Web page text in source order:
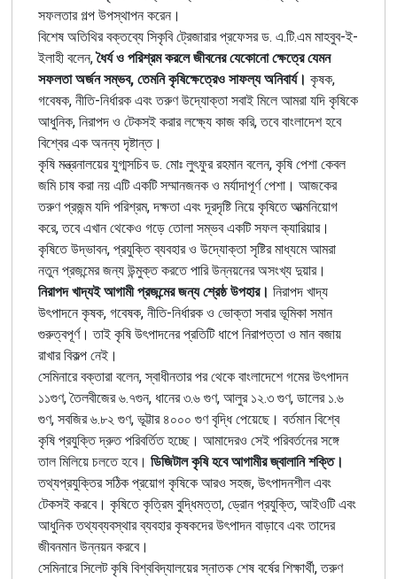
সফলতার গল্প উপস্থাপন করেন।
বিশেষ অতিথির বক্তব্যে সিকৃবি ট্রেজারার প্রফেসর ড. এ.টি.এম মাহবুব-ই-
ইলাহী বলেন,ধৈর্য ও পরিশ্রম করলে জীবনের যেকোনো ক্ষেত্রে যেমন
সফলতা অর্জন সম্ভব, তেমনি কৃষিক্ষেত্রেও সাফল্য অনিবার্য। কৃষক,
গবেষক, নীতি-নির্ধারক এবং তরুণ উদ্যোক্তা সবাই মিলে আমরা যদি কৃষিকে
আধুনিক, নিরাপদ ও টেকসই করার লক্ষ্যে কাজ করি, তবে বাংলাদেশ হবে
বিশ্বের এক অনন্য দৃষ্টান্ত।
কৃষি মন্ত্রনালয়ের যুগ্মসচিব ড. মোঃ লুৎফুর রহমান বলেন, কৃষি পেশা কেবল
জমি চাষ করা নয় এটি একটি সম্মানজনক ও মর্যাদাপূর্ণ পেশা। আজকের
তরুণ প্রজন্ম যদি পরিশ্রম, দক্ষতা এবং দূরদৃষ্টি নিয়ে কৃষিতে আত্মনিয়োগ
করে, তবে এখান থেকেও গড়ে তোলা সম্ভব একটি সফল ক্যারিয়ার।
কৃষিতে উদ্ভাবন, প্রযুক্তি ব্যবহার ও উদ্যোক্তা সৃষ্টির মাধ্যমে আমরা
নতুন প্রজন্মের জন্য উন্মুক্ত করতে পারি উন্নয়নের অসংখ্য দুয়ার।
নিরাপদ খাদ্যই আগামী প্রজন্মের জন্য শ্রেষ্ঠ উপহার। নিরাপদ খাদ্য
উৎপাদনে কৃষক, গবেষক, নীতি-নির্ধারক ও ভোক্তা সবার ভূমিকা সমান
গুরুত্বপূর্ণ। তাই কৃষি উৎপাদনের প্রতিটি ধাপে নিরাপত্তা ও মান বজায়
রাখার বিকল্প নেই।
সেমিনারে বক্তারা বলেন, স্বাধীনতার পর থেকে বাংলাদেশে গমের উৎপাদন
১১গুণ, তৈলবীজের ৬.৭গুন, ধানের ৩.৬ গুণ, আলুর ১২.৩ গুণ, ডালের ১.৬
গুণ, সবজির ৬.৮২ গুণ, ভূট্টার ৪০০০ গুণ বৃদ্ধি পেয়েছে। বর্তমান বিশ্বে
কৃষি প্রযুক্তি দ্রুত পরিবর্তিত হচ্ছে। আমাদেরও সেই পরিবর্তনের সঙ্গে
তাল মিলিয়ে চলতে হবে। ডিজিটাল কৃষি হবে আগামীর জ্বালানি শক্তি।
তথ্যপ্রযুক্তির সঠিক প্রয়োগ কৃষিকে আরও সহজ, উৎপাদনশীল এবং
টেকসই করবে। কৃষিতে কৃত্রিম বুদ্ধিমত্তা, ড্রোন প্রযুক্তি, আইওটি এবং
আধুনিক তথ্যব্যবস্থার ব্যবহার কৃষকদের উৎপাদন বাড়াবে এবং তাদের
জীবনমান উন্নয়ন করবে।
সেমিনারে সিলেট কৃষি বিশ্ববিদ্যালয়ের স্নাতক শেষ বর্ষের শিক্ষার্থী, তরুণ